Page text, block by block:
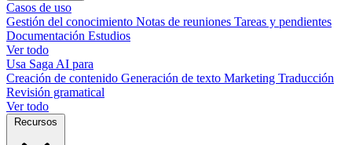
Casos de uso
Gestión del conocimiento Notas de reuniones Tareas y pendientes
Documentación Estudios
Ver todo
Usa Saga AI para
Creación de contenido Generación de texto Marketing Traducción
Revisión gramatical
Ver todo